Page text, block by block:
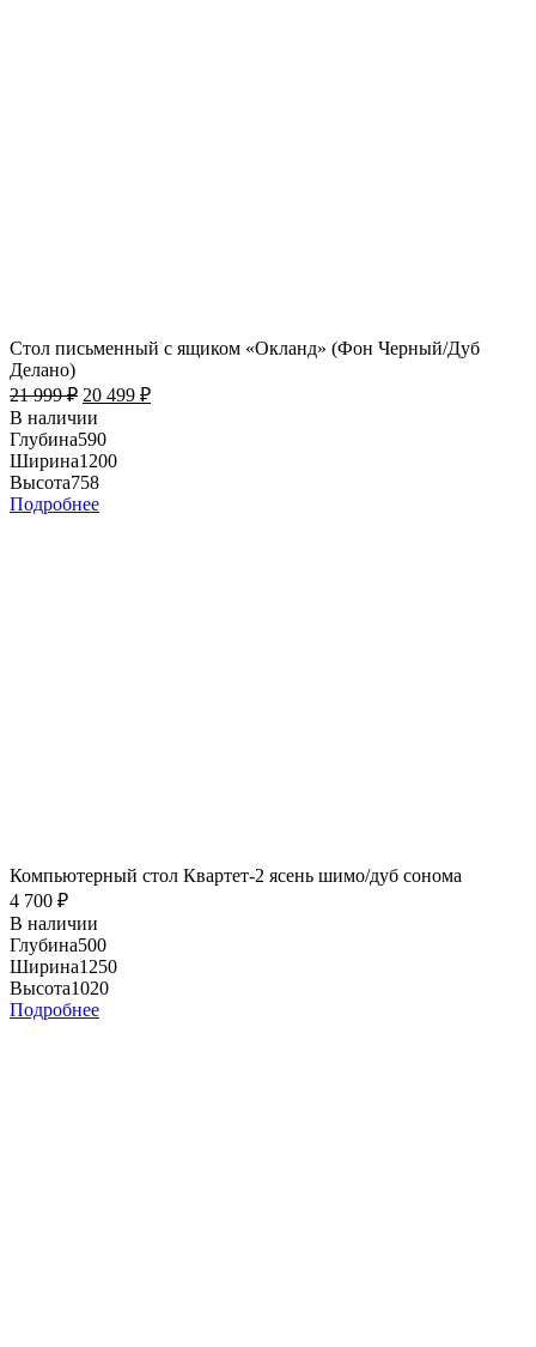
Стол письменный с ящиком «Окланд» (Фон Черный/Дуб
Делано)
21 999₽ 20 499 ₽
В наличии
Глубина590
Ширина1200
Высота758
Подробнее
Компьютерный стол Квартет-2 ясень шимо/дуб сонома
4 700 ₽
В наличии
Глубина500
Ширина1250
Высота1020
Подробнее